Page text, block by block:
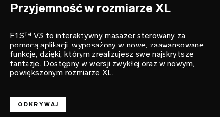
Przyjemność w rozmiarze XL
F1S™ V3 to interaktywny masażer sterowany za
pomocą aplikacji, wyposażony w nowe, zaawansowane
funkcje, dzięki, którym zrealizujesz swe najskrytsze
fantazje. Dostępny w wersji zwykłej oraz w nowym,
powiększonym rozmiarze XL.
ODKRYWAJ